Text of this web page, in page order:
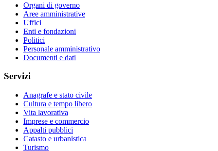
Organi di governo
Aree amministrative
Uffici
Enti e fondazioni
Politici
Personale amministrativo
Documenti e dati
Servizi
Anagrafe e stato civile
Cultura e tempo libero
Vita lavorativa
Imprese e commercio
Appalti pubblici
Catasto e urbanistica
Turismo